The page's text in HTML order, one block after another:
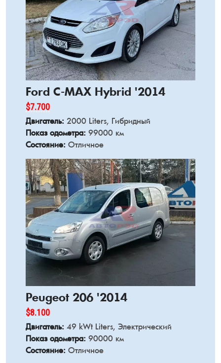
Ford C-MAX Hybrid '2014
$7.700
Двигатель: 2000 Liters, Гибридный
Показ одометра: 99000 км
Состояние: Отличное
Peugeot 206 '2014
$8.100
Двигатель: 49 kWt Liters, Электрический
Показ одометра: 90000 км
Состояние: Отличное